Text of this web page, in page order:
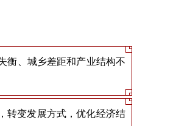
衡、城乡差距和产业结构不
转变发展方式，优化经济结